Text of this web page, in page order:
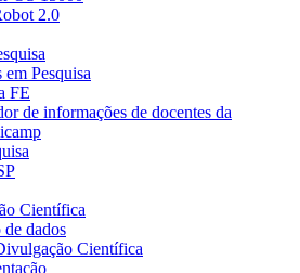
2.0
em Pesquisa
FE
de informações de docentes da
Científica
de dados
Científica